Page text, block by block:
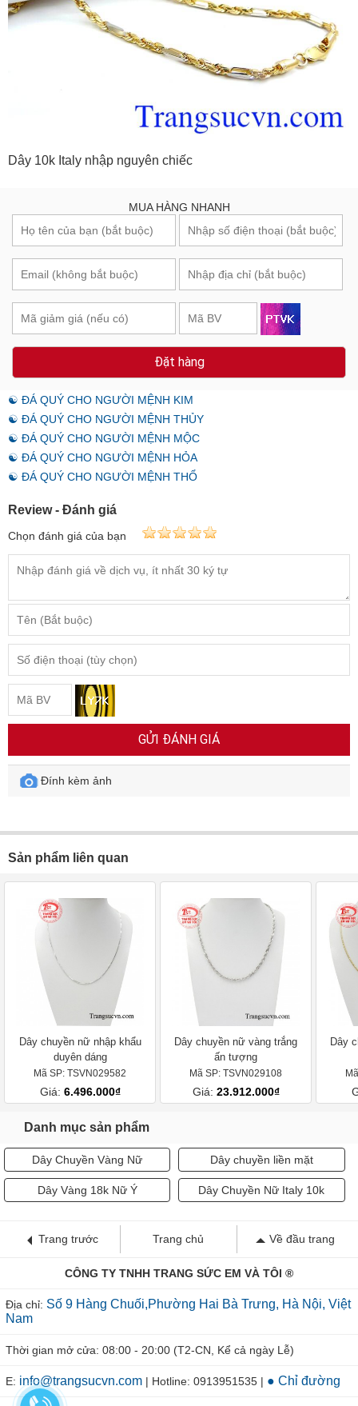
Dây 10k Italy nhập nguyên chiếc
MUA HÀNG NHANH
Đặt hàng
☯ ĐÁ QUÝ CHO NGƯỜI MỆNH KIM
☯ ĐÁ QUÝ CHO NGƯỜI MỆNH THỦY
☯ ĐÁ QUÝ CHO NGƯỜI MỆNH MỘC
☯ ĐÁ QUÝ CHO NGƯỜI MỆNH HỎA
☯ ĐÁ QUÝ CHO NGƯỜI MỆNH THỔ
Review - Đánh giá
Chọn đánh giá của bạn
GỬI ĐÁNH GIÁ
Đính kèm ảnh
Sản phẩm liên quan
Dây chuyền nữ nhập khẩu
duyên dáng
Mã SP: TSVN029582
Giá: 6.496.000₫
Dây chuyền nữ vàng trắng
ấn tượng
Mã SP: TSVN029108
Giá: 23.912.000₫
Dây
Danh mục sản phẩm
Dây Chuyền Vàng Nữ Dây chuyền liền mặt
Dây Vàng 18k Nữ Ý Dây Chuyền Nữ Italy 10k
Trang trước Trang chủ Về đầu trang
CÔNG TY TNHH TRANG SỨC EM VÀ TÔI ®
Địa chỉ: Số 9 Hàng Chuối,Phường Hai Bà Trưng, Hà Nội, Việt
Nam
Thời gian mở cửa: 08:00 - 20:00 (T2-CN, Kể cả ngày Lễ)
E: info@trangsucvn.com | Hotline: 0913951535 | ● Chỉ đường